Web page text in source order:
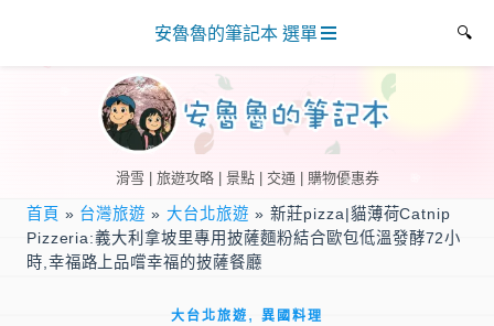
滑雪 | 旅遊攻略 | 景點 | 交通 | 購物優惠券
安魯魯的筆記本 選單
首頁 » 台灣旅遊 »大台北旅遊 » 新莊pizza|貓薄荷Catnip
Pizzeria:義大利拿坡里專用披薩麵粉結合歐包低溫發酵72小
時,幸福路上品嚐幸福的披薩餐廳
大台北旅遊, 異國料理